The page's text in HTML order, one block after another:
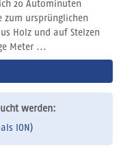
20 Autominuten
zum ursprünglichen
Holz und auf Stelzen
Meter ...
werden:
ION)